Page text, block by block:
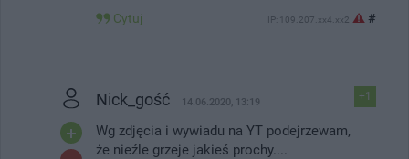
Cytuj IP: 109.207.xx4.xx2 #
+1
Nick_gość 14.06.2020, 13:19
Wg zdjęcia i wywiadu na YT podejrzewam,
że nieźle grzeje jakieś prochy....